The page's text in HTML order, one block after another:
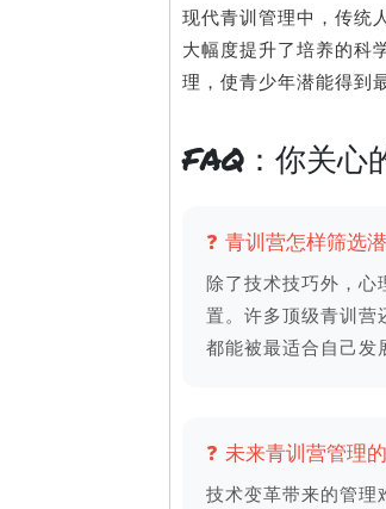
现代青训管理中，传统
大幅度提升了培养的科
理，使青少年潜能得到
FAQ：你关心
❓ 青训营怎样筛选
除了技术技巧外，心
置。许多顶级青训营
都能被最适合自己发
❓ 未来青训营管理
技术变革带来的管理